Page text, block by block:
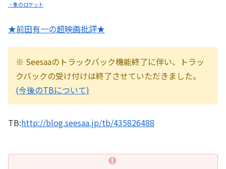
・象のロケット
★前田有一の超映画批評★
※ Seesaaのトラックバック機能終了に伴い、トラッ
クバックの受け付けは終了させていただきました。
(今後のTBについて)
TB:http://blog.seesaa.jp/tb/435826488